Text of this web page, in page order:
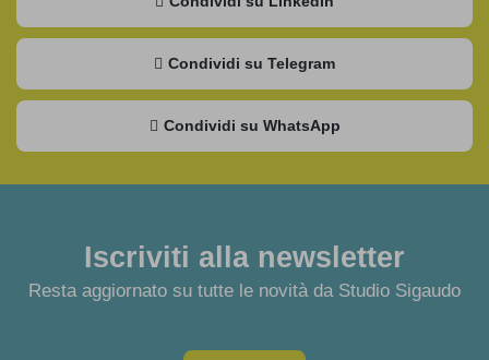
Condividi su Telegram
Condividi su WhatsApp
Iscriviti alla newsletter
Resta aggiornato su tutte le novità da Studio Sigaudo